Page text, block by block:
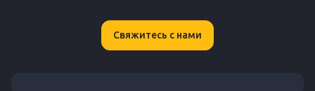
Свяжитесь с нами